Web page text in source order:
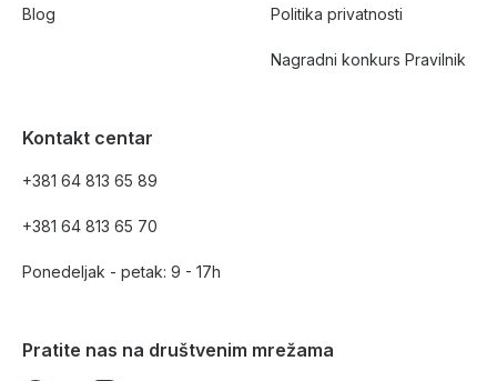
Blog Politika privatnosti
Nagradni konkurs Pravilnik
Kontakt centar
+381 64 813 65 89
+381 64 813 65 70
Ponedeljak - petak: 9 - 17h
Pratite nas na društvenim mrežama